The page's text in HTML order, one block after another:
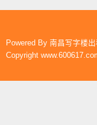
Powered By 南昌写字楼出
Copyright